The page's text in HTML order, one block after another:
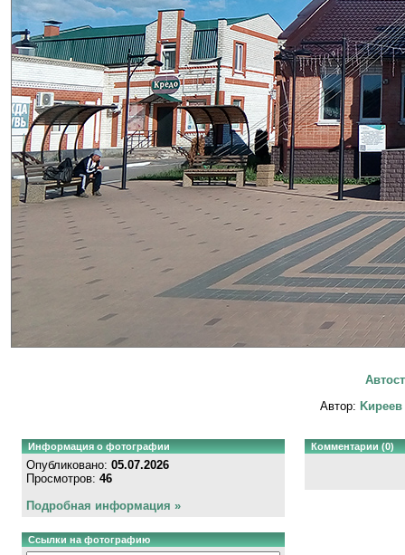
Автор:
Информация о фотографии
Опубликовано: 05.07.2026
Просмотров: 46
Подробная информация »
Ссылки на фотографию
Комментарии (0)